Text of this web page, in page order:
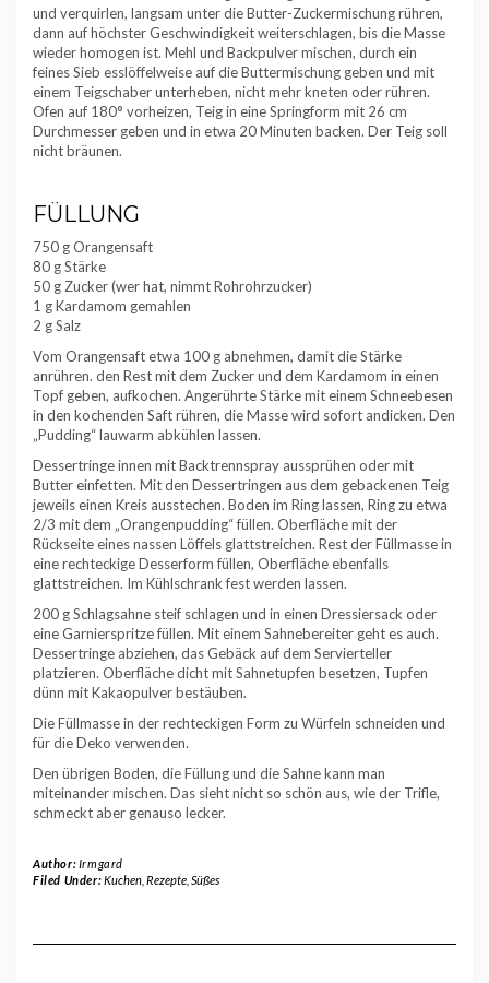
und verquirlen, langsam unter die Butter-Zuckermischung rühren,
dann auf höchster Geschwindigkeit weiterschlagen, bis die Masse
wieder homogen ist. Mehl und Backpulver mischen, durch ein
feines Sieb esslöffelweise auf die Buttermischung geben und mit
einem Teigschaber unterheben, nicht mehr kneten oder rühren.
Ofen auf 180° vorheizen, Teig in eine Springform mit 26 cm
Durchmesser geben und in etwa 20 Minuten backen. Der Teig soll
nicht bräunen.
FÜLLUNG
750 g Orangensaft
80 g Stärke
50 g Zucker (wer hat, nimmt Rohrohrzucker)
1 g Kardamom gemahlen
2 g Salz
Vom Orangensaft etwa 100 g abnehmen, damit die Stärke
anrühren. den Rest mit dem Zucker und dem Kardamom in einen
Topf geben, aufkochen. Angerührte Stärke mit einem Schneebesen
in den kochenden Saft rühren, die Masse wird sofort andicken. Den
„Pudding“ lauwarm abkühlen lassen.
Dessertringe innen mit Backtrennspray aussprühen oder mit
Butter einfetten. Mit den Dessertringen aus dem gebackenen Teig
jeweils einen Kreis ausstechen. Boden im Ring lassen, Ring zu etwa
2/3 mit dem „Orangenpudding“ füllen. Oberfläche mit der
Rückseite eines nassen Löffels glattstreichen. Rest der Füllmasse in
eine rechteckige Desserform füllen, Oberfläche ebenfalls
glattstreichen. Im Kühlschrank fest werden lassen.
200 g Schlagsahne steif schlagen und in einen Dressiersack oder
eine Garnierspritze füllen. Mit einem Sahnebereiter geht es auch.
Dessertringe abziehen, das Gebäck auf dem Servierteller
platzieren. Oberfläche dicht mit Sahnetupfen besetzen, Tupfen
dünn mit Kakaopulver bestäuben.
Die Füllmasse in der rechteckigen Form zu Würfeln schneiden und
für die Deko verwenden.
Den übrigen Boden, die Füllung und die Sahne kann man
miteinander mischen. Das sieht nicht so schön aus, wie der Trifle,
schmeckt aber genauso lecker.
Author:Irmgard
Filed Under:Kuchen, Rezepte, Süßes